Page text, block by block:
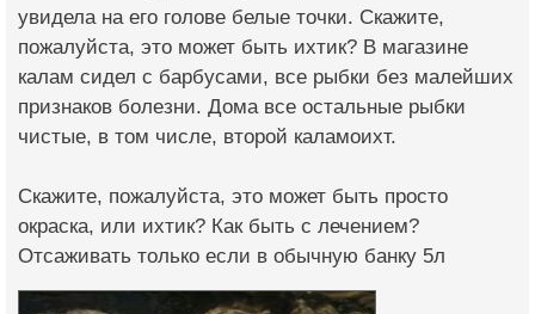
увидела на его голове белые точки. Скажите,
пожалуйста, это может быть ихтик? В магазине
калам сидел с барбусами, все рыбки без малейших
признаков болезни. Дома все остальные рыбки
чистые, в том числе, второй каламоихт.
Скажите, пожалуйста, это может быть просто
окраска, или ихтик? Как быть с лечением?
Отсаживать только если в обычную банку 5л